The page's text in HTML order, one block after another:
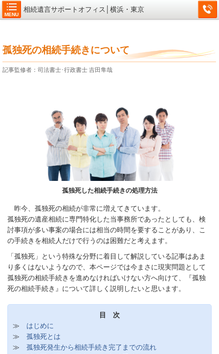
MENU
相続遺言サポートオフィス│横浜・東京
孤独死の相続手続きについて
記事監修者：司法書士･行政書士 吉田隼哉
孤独死した相続手続きの処理方法
昨今、孤独死の相続が非常に増えてきています。
孤独死の遺産相続に専門特化した当事務所であったとしても、検
討事項が多い事案の場合には相当の時間を要することがあり、こ
の手続きを相続人だけで行うのは困難だと考えます。
「孤独死」という特殊な分野に着目して解説している記事はあま
り多くはないようなので、本ページでは今まさに現実問題として
孤独死の相続手続きを進めなければいけない方へ向けて、『孤独
死の相続手続き』について詳しく説明したいと思います。
目 次
≫ はじめに
≫ 孤独死とは
≫ 孤独死発生から相続手続き完了までの流れ